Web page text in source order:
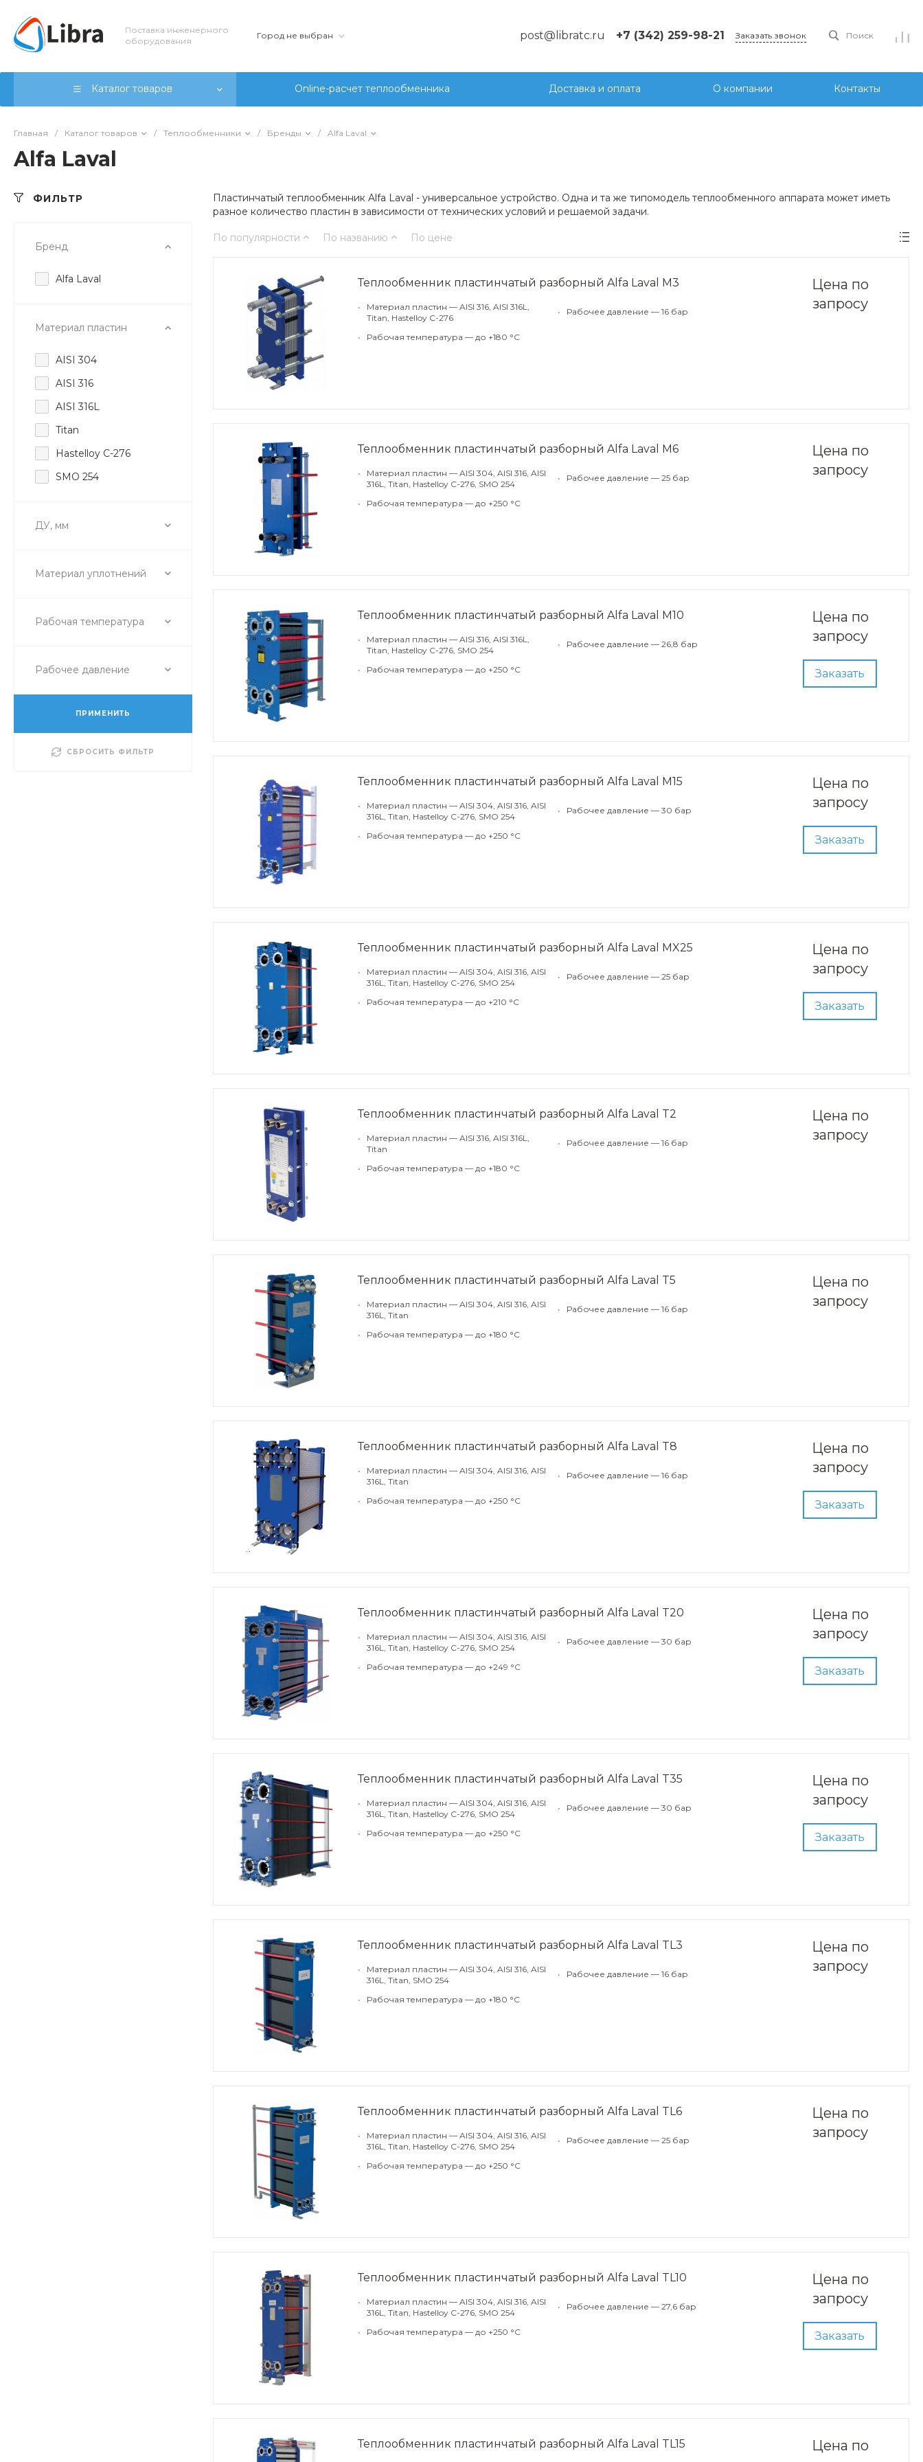
Поставка инженерного
оборудования
Город не выбран post@libratc.ru +7 (342) 259-98-21 Заказать звонок Поиск
Каталог товаров Online-расчет теплообменника Доставка и оплата О компании Контакты
Главная / Каталог товаров / Теплообменники / Бренды / Alfa Laval
Alfa Laval
ФИЛЬТР
Бренд
Alfa Laval
Материал пластин
AISI 304
AISI 316
AISI 316L
Titan
Hastelloy C-276
SMO 254
ДУ, мм
Материал уплотнений
Рабочая температура
Рабочее давление
ПРИМЕНИТЬ
СБРОСИТЬ ФИЛЬТР
Пластинчатый теплообменник Alfa Laval - универсальное устройство. Одна и та же типомодель теплообменного аппарата может иметь
разное количество пластин в зависимости от технических условий и решаемой задачи.
По популярности По названию По цене
Цена по
запросу
Теплообменник пластинчатый разборный Alfa Laval M3
•
Материал пластин — AISI 316, AISI 316L,
Titan, Hastelloy C-276
•
Рабочая температура — до +180 °С
• Рабочее давление — 16 бар
Цена по
запросу
Теплообменник пластинчатый разборный Alfa Laval M6
•
Материал пластин — AISI 304, AISI 316, AISI
316L, Titan, Hastelloy C-276, SMO 254
•
Рабочая температура — до +250 °С
• Рабочее давление — 25 бар
Цена по
запросу
Заказать
Теплообменник пластинчатый разборный Alfa Laval M10
•
Материал пластин — AISI 316, AISI 316L,
Titan, Hastelloy C-276, SMO 254
•
Рабочая температура — до +250 °С
• Рабочее давление — 26,8 бар
Цена по
запросу
Заказать
Теплообменник пластинчатый разборный Alfa Laval M15
•
Материал пластин — AISI 304, AISI 316, AISI
316L, Titan, Hastelloy C-276, SMO 254
•
Рабочая температура — до +250 °С
• Рабочее давление — 30 бар
Цена по
запросу
Заказать
Теплообменник пластинчатый разборный Alfa Laval MX25
•
Материал пластин — AISI 304, AISI 316, AISI
316L, Titan, Hastelloy C-276, SMO 254
•
Рабочая температура — до +210 °С
• Рабочее давление — 25 бар
Цена по
запросу
Теплообменник пластинчатый разборный Alfa Laval T2
•
Материал пластин — AISI 316, AISI 316L,
Titan
•
Рабочая температура — до +180 °С
• Рабочее давление — 16 бар
Цена по
запросу
Теплообменник пластинчатый разборный Alfa Laval T5
•
Материал пластин — AISI 304, AISI 316, AISI
316L, Titan
•
Рабочая температура — до +180 °С
• Рабочее давление — 16 бар
Цена по
запросу
Заказать
Теплообменник пластинчатый разборный Alfa Laval T8
•
Материал пластин — AISI 304, AISI 316, AISI
316L, Titan
•
Рабочая температура — до +250 °С
• Рабочее давление — 16 бар
Цена по
запросу
Заказать
Теплообменник пластинчатый разборный Alfa Laval T20
•
Материал пластин — AISI 304, AISI 316, AISI
316L, Titan, Hastelloy C-276, SMO 254
•
Рабочая температура — до +249 °С
• Рабочее давление — 30 бар
Цена по
запросу
Заказать
Теплообменник пластинчатый разборный Alfa Laval T35
•
Материал пластин — AISI 304, AISI 316, AISI
316L, Titan, Hastelloy C-276, SMO 254
•
Рабочая температура — до +250 °С
• Рабочее давление — 30 бар
Цена по
запросу
Теплообменник пластинчатый разборный Alfa Laval TL3
•
Материал пластин — AISI 304, AISI 316, AISI
316L, Titan, SMO 254
•
Рабочая температура — до +180 °С
• Рабочее давление — 16 бар
Цена по
запросу
Теплообменник пластинчатый разборный Alfa Laval TL6
•
Материал пластин — AISI 304, AISI 316, AISI
316L, Titan, Hastelloy C-276, SMO 254
•
Рабочая температура — до +250 °С
• Рабочее давление — 25 бар
Цена по
запросу
Заказать
Теплообменник пластинчатый разборный Alfa Laval TL10
•
Материал пластин — AISI 304, AISI 316, AISI
316L, Titan, Hastelloy C-276, SMO 254
•
Рабочая температура — до +250 °С
• Рабочее давление — 27,6 бар
Цена по
Теплообменник пластинчатый разборный Alfa Laval TL15